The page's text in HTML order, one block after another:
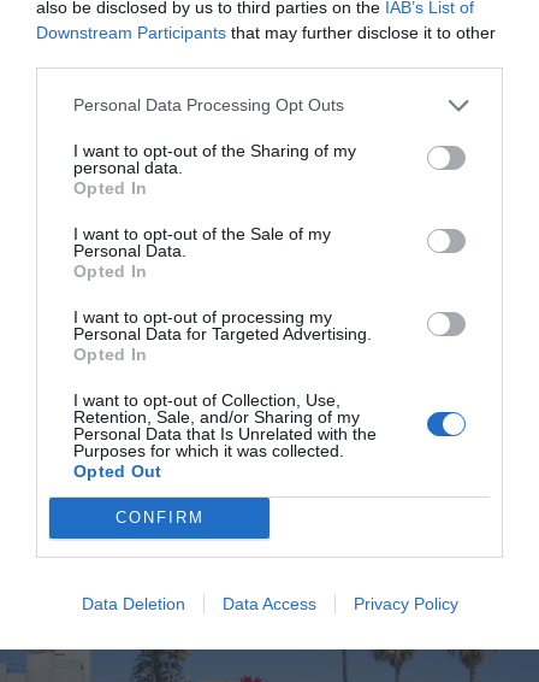
also be disclosed by us to third parties on the IAB’s List of
Downstream Participants that may further disclose it to other
Personal Data Processing Opt Outs
I want to opt-out of the Sharing of my
personal data.
Opted In
I want to opt-out of the Sale of my
Personal Data.
Opted In
I want to opt-out of processing my
Personal Data for Targeted Advertising.
Opted In
I want to opt-out of Collection, Use,
Retention, Sale, and/or Sharing of my
Personal Data that Is Unrelated with the
Purposes for which it was collected.
Opted Out
CONFIRM
Data Deletion Data Access Privacy Policy
Al acto asistieron representantes de la
Oceanogràfic,La Menorquina , elAyuntamiento de El
, voluntarios y vecinos del municipio. La tortuga
recibió el nombre de"Menorquina"
reconocimiento al apoyo de la empresa heladera al
proyecto de conservación.